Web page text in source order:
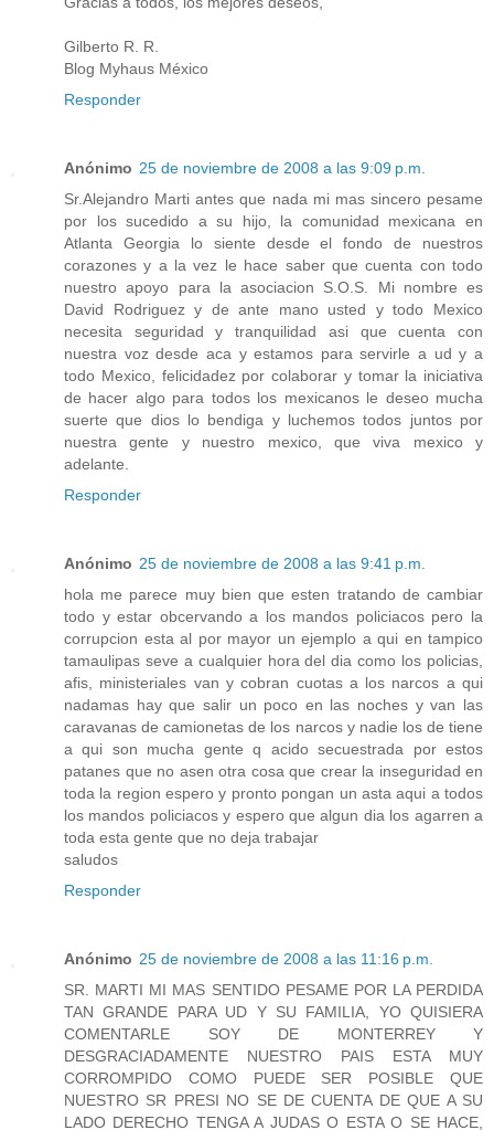
Gilberto R. R.
Blog Myhaus México
Responder
Anónimo 25 de noviembre de 2008 a las 9:09 p.m.
Sr.Alejandro Marti antes que nada mi mas sincero pesame
por los sucedido a su hijo, la comunidad mexicana en
Atlanta Georgia lo siente desde el fondo de nuestros
corazones y a la vez le hace saber que cuenta con todo
nuestro apoyo para la asociacion S.O.S. Mi nombre es
David Rodriguez y de ante mano usted y todo Mexico
necesita seguridad y tranquilidad asi que cuenta con
nuestra voz desde aca y estamos para servirle a ud y a
todo Mexico, felicidadez por colaborar y tomar la iniciativa
de hacer algo para todos los mexicanos le deseo mucha
suerte que dios lo bendiga y luchemos todos juntos por
nuestra gente y nuestro mexico, que viva mexico y
adelante.
Responder
Anónimo 25 de noviembre de 2008 a las 9:41 p.m.
hola me parece muy bien que esten tratando de cambiar
todo y estar obcervando a los mandos policiacos pero la
corrupcion esta al por mayor un ejemplo a qui en tampico
tamaulipas seve a cualquier hora del dia como los policias,
afis, ministeriales van y cobran cuotas a los narcos a qui
nadamas hay que salir un poco en las noches y van las
caravanas de camionetas de los narcos y nadie los de tiene
a qui son mucha gente q acido secuestrada por estos
patanes que no asen otra cosa que crear la inseguridad en
toda la region espero y pronto pongan un asta aqui a todos
los mandos policiacos y espero que algun dia los agarren a
toda esta gente que no deja trabajar
saludos
Responder
Anónimo 25 de noviembre de 2008 a las 11:16 p.m.
SR. MARTI MI MAS SENTIDO PESAME POR LA PERDIDA
TAN GRANDE PARA UD Y SU FAMILIA, YO QUISIERA
COMENTARLE SOY DE MONTERREY Y
DESGRACIADAMENTE NUESTRO PAIS ESTA MUY
CORROMPIDO COMO PUEDE SER POSIBLE QUE
NUESTRO SR PRESI NO SE DE CUENTA DE QUE A SU
LADO DERECHO TENGA A JUDAS O ESTA O SE HACE,